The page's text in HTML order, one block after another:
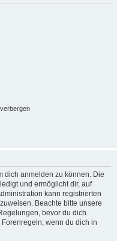
dich anmelden zu können. Die
und ermöglicht dir, auf
kann registrierten
Beachte bitte unsere
bevor du dich
wenn du dich in